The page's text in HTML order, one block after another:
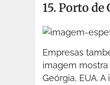
15. Porto de
Empresas
imagem
Geórgia, EUA.